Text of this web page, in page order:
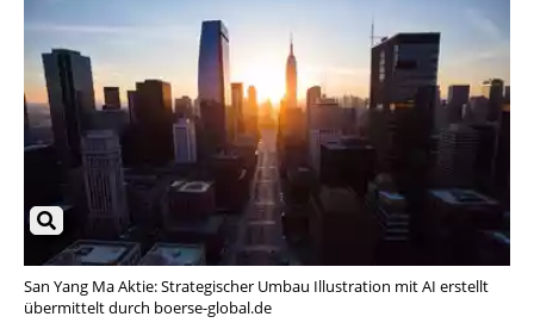
San Yang Ma Aktie: Strategischer Umbau Illustration mit AI erstellt
übermittelt durch boerse-global.de